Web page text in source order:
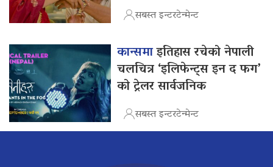
सबस्त इन्टरटेन्मेन्ट
कान्समाइतिहास रचेको नेपाली
चलचित्र ‘इलिफेन्ट्स इन द फग’
को ट्रेलर सार्वजनिक
सबस्त इन्टरटेन्मेन्ट